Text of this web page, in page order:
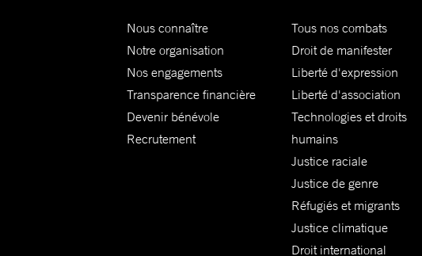
Nous connaître
Notre organisation
Nos engagements
Transparence financière
Devenir bénévole
Recrutement
Tous nos combats
Droit de manifester
Liberté d'expression
Liberté d'association
Technologies et droits
humains
Justice raciale
Justice de genre
Réfugiés et migrants
Justice climatique
Droit international